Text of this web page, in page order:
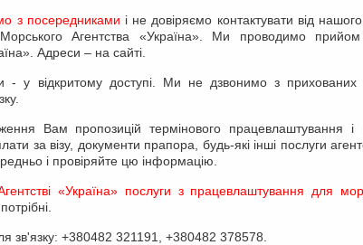
з посередниками і не довіряємо контактувати від
Морського Агентства «Україна». Ми проводимо
Адреси – на сайті.
- у відкритому доступі. Ми не дзвонимо з прихованих
Вам пропозицій термінового працевлаштування і
за візу, документи прапора, будь-які інші послуги
і провіряйте цю інформацію.
«Україна» послуги з працевлаштування для
зв'язку: +380482 321191, +380482 378578.